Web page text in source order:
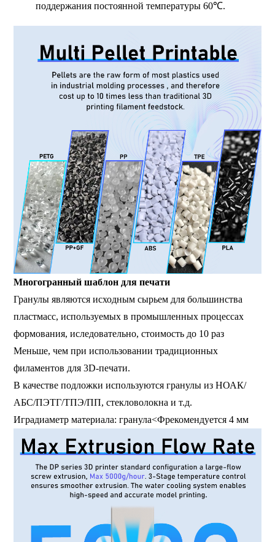
поддержания постоянной температуры 60℃.
Многогранный шаблон для печати
Гранулы являются исходным сырьем для большинства
пластмасс, используемых в промышленных процессах
формования, иследовательно, стоимость до 10 раз
Меньше, чем при использовании традиционных
филаментов для 3D-печати.
В качестве подложки используются гранулы из НОАК/
АБС/ПЭТГ/ТПЭ/ПП, стекловолокна и т.д.
Иградиаметр материала: гранула<Фрекомендуется 4 мм